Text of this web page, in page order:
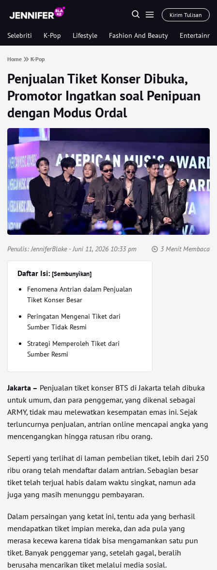
Kirim Tulisan
Selebriti K-Pop Lifestyle Fashion And Beauty
Home K-Pop
Penjualan Tiket Konser Dibuka,
Promotor Ingatkan soal Penipuan
dengan Modus Ordal
Penulis:JenniferBlake- Juni 11, 2026 10:33 pm 3 Menit Membaca
Daftar Isi: [Sembunyikan]
Fenomena Antrian dalam Penjualan
Tiket Konser Besar
Peringatan Mengenai Tiket dari
Sumber Tidak Resmi
Strategi Memperoleh Tiket dari
Sumber Resmi
Jakarta – Penjualan tiket konser BTS di Jakarta telah dibuka
untuk umum, dan para penggemar, yang dikenal sebagai
ARMY, tidak mau melewatkan kesempatan emas ini. Sejak
terluncurnya penjualan, antrian online mencapai angka yang
mencengangkan hingga ratusan ribu orang.
Seperti yang terlihat di laman pembelian tiket, lebih dari 250
ribu orang telah mendaftar dalam antrian. Sebagian besar
tiket telah terjual habis dalam waktu singkat, namun ada
juga yang masih menunggu pembayaran.
Dalam persaingan yang ketat ini, tentu ada yang berhasil
mendapatkan tiket impian mereka, dan ada pula yang
merasa kecewa karena tidak bisa mengamankan satu pun
tiket. Banyak penggemar yang, setelah gagal, beralih
berusaha mencarikan tiket melalui media sosial.